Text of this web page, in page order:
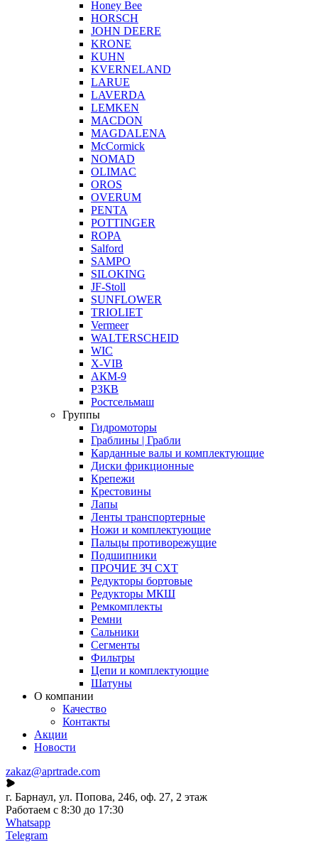
Honey Bee
HORSCH
JOHN DEERE
KRONE
KUHN
KVERNELAND
LARUE
LAVERDA
LEMKEN
MACDON
MAGDALENA
McCormick
NOMAD
OLIMAC
OROS
OVERUM
PENTA
POTTINGER
ROPA
Salford
SAMPO
SILOKING
JF-Stoll
SUNFLOWER
TRIOLIET
Vermeer
WALTERSCHEID
WIC
X-VIB
АКМ-9
РЗКВ
Ростсельмаш
Группы
Гидромоторы
Граблины | Грабли
Карданные валы и комплектующие
Диски фрикционные
Крепежи
Крестовины
Лапы
Ленты транспортерные
Ножи и комплектующие
Пальцы противорежущие
Подшипники
ПРОЧИЕ ЗЧ СХТ
Редукторы бортовые
Редукторы МКШ
Ремкомплекты
Ремни
Сальники
Сегменты
Фильтры
Цепи и комплектующие
Шатуны
О компании
Качество
Контакты
Акции
Новости
zakaz@aprtrade.com
г. Барнаул, ул. Попова, 246, оф. 27, 2 этаж
Работаем с 8:30 до 17:30
Whatsapp
Telegram